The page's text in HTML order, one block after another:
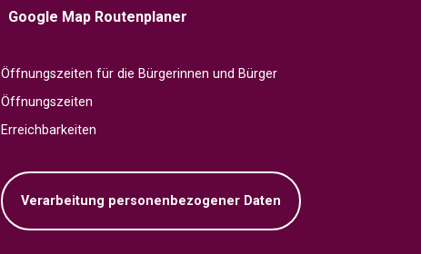
Google Map Routenplaner
Öffnungszeiten für die Bürgerinnen und Bürger
Öffnungszeiten
Erreichbarkeiten
Verarbeitung personenbezogener Daten